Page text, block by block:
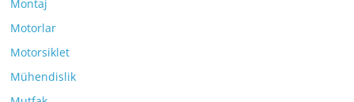
Montaj
Motorlar
Motorsiklet
Mühendislik